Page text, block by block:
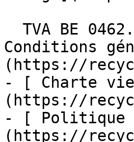
Conditions
(https://
- [ Charte
(https://
- [ Politique